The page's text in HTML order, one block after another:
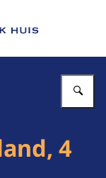
Koninklijk Huis
4